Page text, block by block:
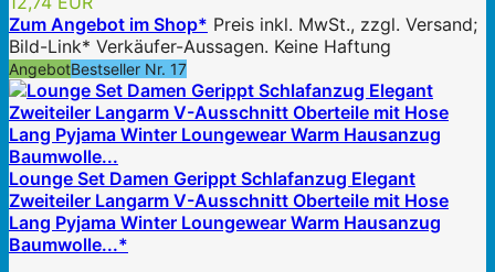
Zum Angebot im Shop* Preis inkl. MwSt., zzgl. Versand;
Bild-Link* Verkäufer-Aussagen. Keine Haftung
AngebotBestseller Nr. 17
Lounge Set Damen Gerippt Schlafanzug Elegant
Zweiteiler Langarm V-Ausschnitt Oberteile mit Hose
Lang Pyjama Winter Loungewear Warm Hausanzug
Baumwolle...*